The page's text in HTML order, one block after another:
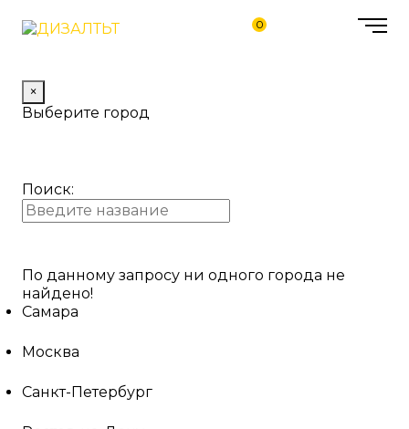
0
×
Выберите город
Поиск:
По данному запросу ни одного города не
найдено!
Самара
Москва
Санкт-Петербург